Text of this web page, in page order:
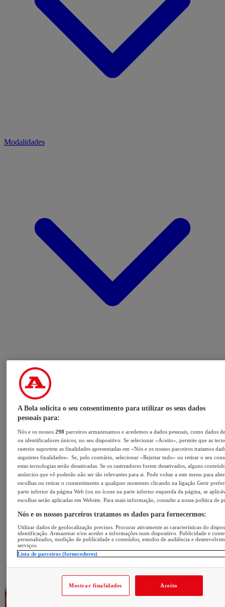
Modalidades
A Bola solicita o seu consentimento para utilizar os seus dados
pessoais para:
Nós e os nossos298 parceiros armazenamos e acedemos a dados pessoais, como dados
ou identificadores únicos, no seu dispositivo. Se selecionar «Aceito», permite que as
rastreio suportem as finalidades apresentadas em «Nós e os nossos parceiros tratamos
seguintes finalidades». Se, pelo contrário, selecionar «Rejeitar tudo» ou retirar o seu
estas tecnologias serão desativadas. Se os rastreadores forem desativados, alguns
anúncios que vê poderão não ser tão relevantes para si. Pode voltar a este menu para
escolhas ou retirar o consentimento a qualquer momento clicando na ligação Gerir
parte inferior da página Web (ou no ícone na parte inferior esquerda da página, se
escolhas serão aplicadas em Website. Para mais informação, consulte a nossa política de
Nós e os nossos parceiros tratamos os dados para fornecermos:
Utilizar dados de geolocalização precisos. Procurar ativamente as características do
identificação. Armazenar e/ou aceder a informações num dispositivo. Publicidade e
personalizados, medição de publicidade e conteúdos, estudos de audiência e
serviços.
Lista de parceiros (fornecedores)
Mostrar finalidades Aceito